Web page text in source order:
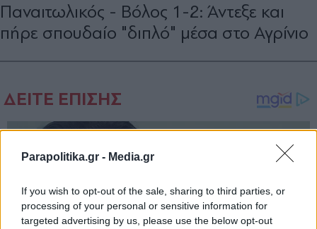
Parapolitika.gr - Media.gr
If you wish to opt-out of the sale, sharing to third parties, or
processing of your personal or sensitive information for
targeted advertising by us, please use the below opt-out
Παναιτωλικός - Βόλος 1-2: Άντεξε και
πήρε σπουδαίο "διπλό" μέσα στο Αγρίνιο